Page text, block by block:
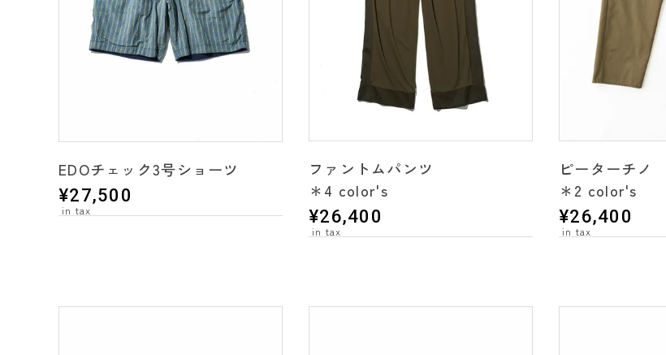
EDOチェック3号ショーツ
¥27,500
ファントムパンツ
＊4 color's
¥26,400
ピーターチノ
＊2 color's
¥26,400